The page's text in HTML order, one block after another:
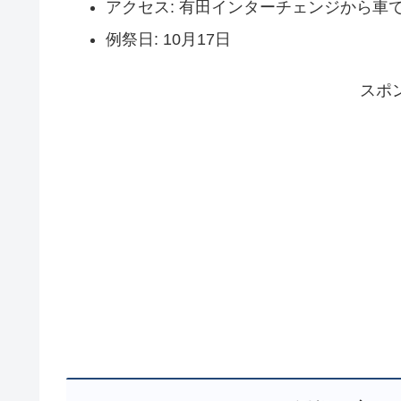
アクセス: 有田インターチェンジから車
例祭日: 10月17日
スポ